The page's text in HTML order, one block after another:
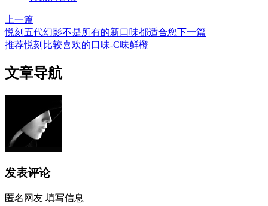
上一篇
悦刻五代幻影不是所有的新口味都适合您下一篇
推荐悦刻比较喜欢的口味-C味鲜橙
文章导航
发表评论
匿名网友 填写信息